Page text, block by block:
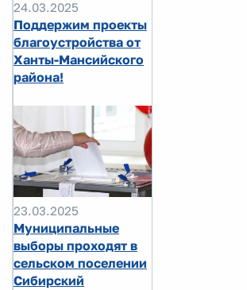
24.03.2025
Поддержим проекты
благоустройства от
Ханты-Мансийского
района!
23.03.2025
Муниципальные
выборы проходят в
сельском поселении
Сибирский